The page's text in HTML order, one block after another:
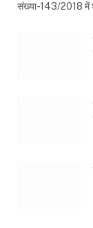
संख्या-143/2018 में